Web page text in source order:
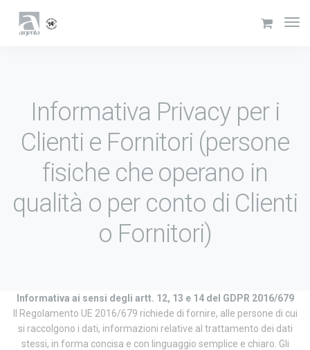
Informativa Privacy per i
Clienti e Fornitori (persone
fisiche che operano in
qualità o per conto di Clienti
o Fornitori)
Informativa ai sensi degli artt. 12, 13 e 14 del GDPR 2016/679
Il Regolamento UE 2016/679 richiede di fornire, alle persone di cui
si raccolgono i dati, informazioni relative al trattamento dei dati
stessi, in forma concisa e con linguaggio semplice e chiaro. Gli